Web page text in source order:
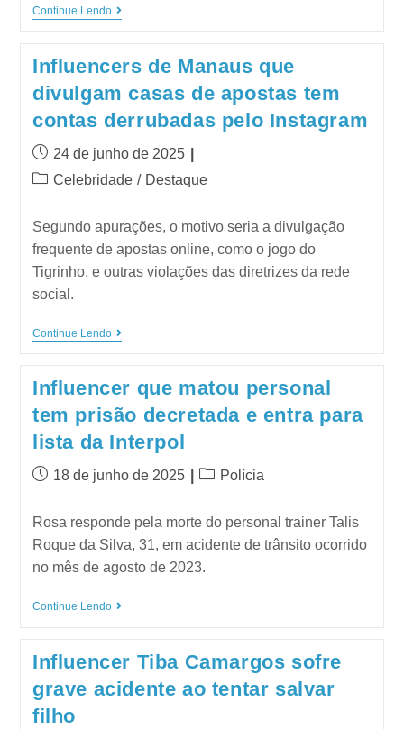
Continue Lendo
Influencers de Manaus que
divulgam casas de apostas tem
contas derrubadas pelo Instagram
24 de junho de 2025
Celebridade / Destaque
Segundo apurações, o motivo seria a divulgação
frequente de apostas online, como o jogo do
Tigrinho, e outras violações das diretrizes da rede
social.
Continue Lendo
Influencer que matou personal
tem prisão decretada e entra para
lista da Interpol
18 de junho de 2025 Polícia
Rosa responde pela morte do personal trainer Talis
Roque da Silva, 31, em acidente de trânsito ocorrido
no mês de agosto de 2023.
Continue Lendo
Influencer Tiba Camargos sofre
grave acidente ao tentar salvar
filho